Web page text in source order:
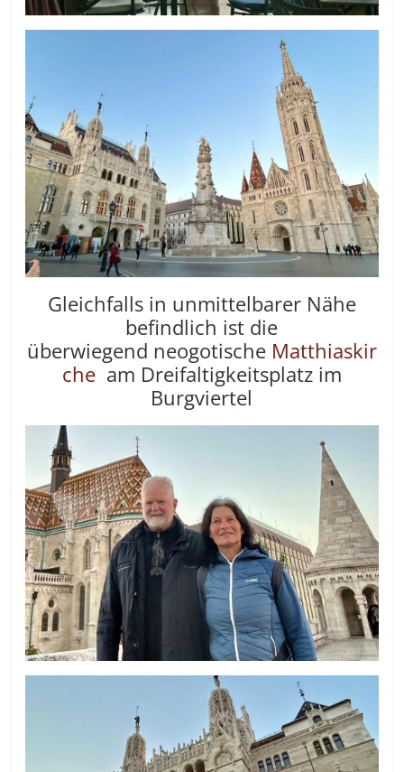
Gleichfalls in unmittelbarer Nähe
befindlich ist die
überwiegend neogotische Matthiaskir
che am Dreifaltigkeitsplatz im
Burgviertel